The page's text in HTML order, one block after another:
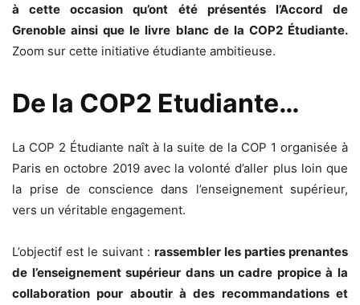
à cette occasionqu’ont été présentés l’Accord de
Grenoble ainsi que le livre blanc de la COP2 Étudiante.
Zoom sur cette initiative étudiante ambitieuse.
De la COP2 Etudiante…
La COP 2 Étudiante naît à la suite de la COP 1 organisée à
Paris en octobre 2019 avec la volonté d’aller plus loin que
la prise de conscience dans l’enseignement supérieur,
vers un véritable engagement.
L’objectif est le suivant : rassembler les parties prenantes
de l’enseignement supérieur dans un cadre propice à la
collaboration pour aboutir à des recommandations et